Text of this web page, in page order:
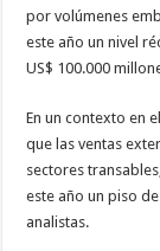
por volúmenes
este año un nivel
US$ 100.000
En un contexto en
que las ventas
sectores
este año un piso
analistas.